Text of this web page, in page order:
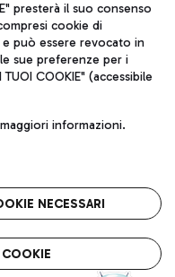
Roma 13032990155 P.
- 00054 Fiumicino (RM)
legali
presterà il suo consenso
cookie di
può essere revocato in
sue preferenze per i
COOKIE" (accessibile
informazioni.
NECESSARI